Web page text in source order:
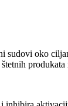
oko
produkata